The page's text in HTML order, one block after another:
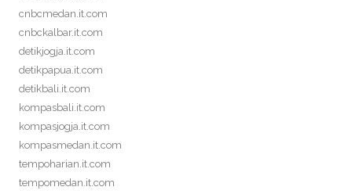
cnbcmedan.it.com
cnbckalbar.it.com
detikjogja.it.com
detikpapua.it.com
detikbali.it.com
kompasbali.it.com
kompasjogja.it.com
kompasmedan.it.com
tempoharian.it.com
tempomedan.it.com